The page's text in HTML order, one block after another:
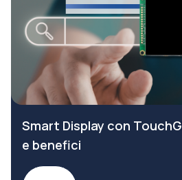
Smart Display con
e benefici